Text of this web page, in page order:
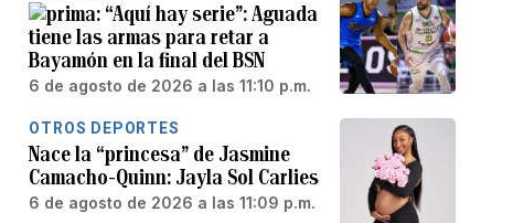
“Aquí hay serie”: Aguada
tiene las armas para retar a
Bayamón en la final del BSN
6 de agosto de 2026 a las 11:10 p.m.
OTROS DEPORTES
Nace la “princesa” de Jasmine
Camacho-Quinn: Jayla Sol Carlies
6 de agosto de 2026 a las 11:09 p.m.